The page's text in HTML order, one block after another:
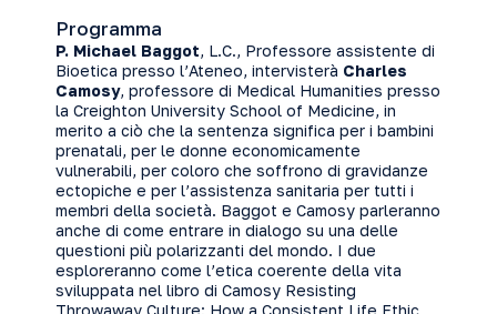
Programma
P. Michael Baggot, L.C., Professore assistente di
Bioetica presso l’Ateneo, intervisterà Charles
Camosy, professore di Medical Humanities presso
la Creighton University School of Medicine, in
merito a ciò che la sentenza significa per i bambini
prenatali, per le donne economicamente
vulnerabili, per coloro che soffrono di gravidanze
ectopiche e per l’assistenza sanitaria per tutti i
membri della società. Baggot e Camosy parleranno
anche di come entrare in dialogo su una delle
questioni più polarizzanti del mondo. I due
esploreranno come l’etica coerente della vita
sviluppata nel libro di Camosy Resisting
Throwaway Culture: How a Consistent Life Ethic